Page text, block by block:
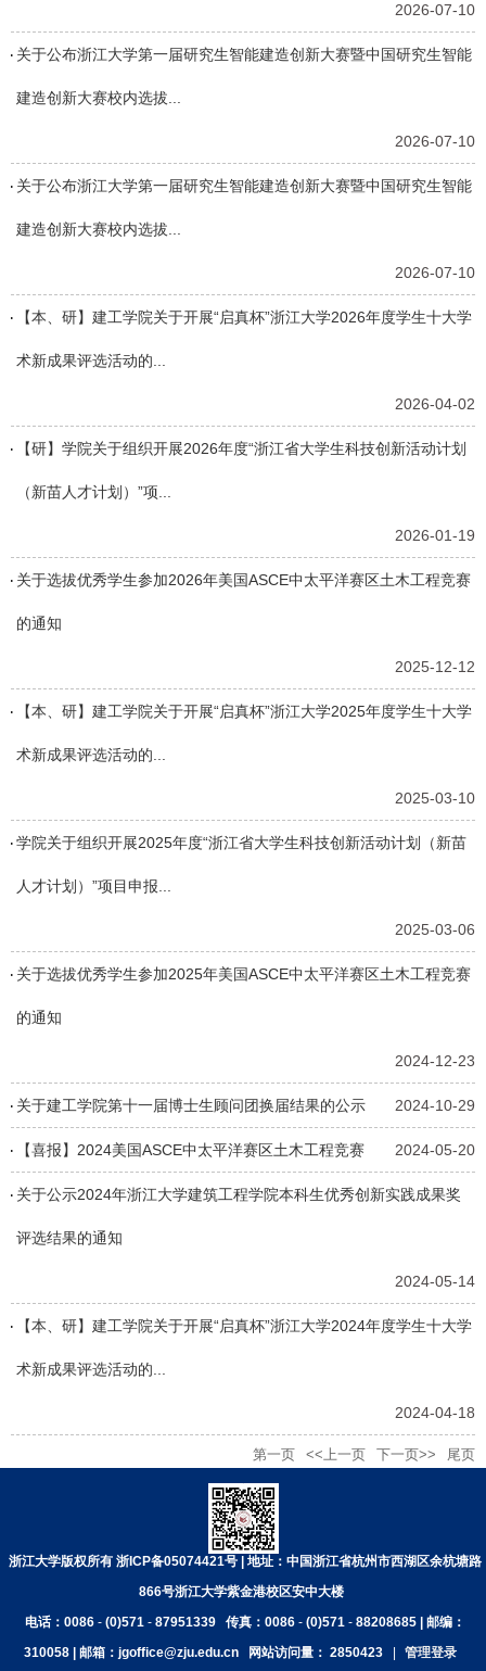
2026-07-10
关于公布浙江大学第一届研究生智能建造创新大赛暨中国研究生智能
建造创新大赛校内选拔...
2026-07-10
关于公布浙江大学第一届研究生智能建造创新大赛暨中国研究生智能
建造创新大赛校内选拔...
2026-07-10
【本、研】建工学院关于开展“启真杯”浙江大学2026年度学生十大学
术新成果评选活动的...
2026-04-02
【研】学院关于组织开展2026年度“浙江省大学生科技创新活动计划
（新苗人才计划）”项...
2026-01-19
关于选拔优秀学生参加2026年美国ASCE中太平洋赛区土木工程竞赛
的通知
2025-12-12
【本、研】建工学院关于开展“启真杯”浙江大学2025年度学生十大学
术新成果评选活动的...
2025-03-10
学院关于组织开展2025年度“浙江省大学生科技创新活动计划（新苗
人才计划）”项目申报...
2025-03-06
关于选拔优秀学生参加2025年美国ASCE中太平洋赛区土木工程竞赛
的通知
2024-12-23
关于建工学院第十一届博士生顾问团换届结果的公示 2024-10-29
【喜报】2024美国ASCE中太平洋赛区土木工程竞赛 2024-05-20
关于公示2024年浙江大学建筑工程学院本科生优秀创新实践成果奖
评选结果的通知
2024-05-14
【本、研】建工学院关于开展“启真杯”浙江大学2024年度学生十大学
术新成果评选活动的...
2024-04-18
第一页 <<上一页 下一页>> 尾页
浙江大学版权所有 浙ICP备05074421号 | 地址：中国浙江省杭州市西湖区余杭塘路
866号浙江大学紫金港校区安中大楼
电话：0086 - (0)571 - 87951339 传真：0086 - (0)571 - 88208685 | 邮编：
310058 | 邮箱：jgoffice@zju.edu.cn
网站访问量： 2850423 管理登录